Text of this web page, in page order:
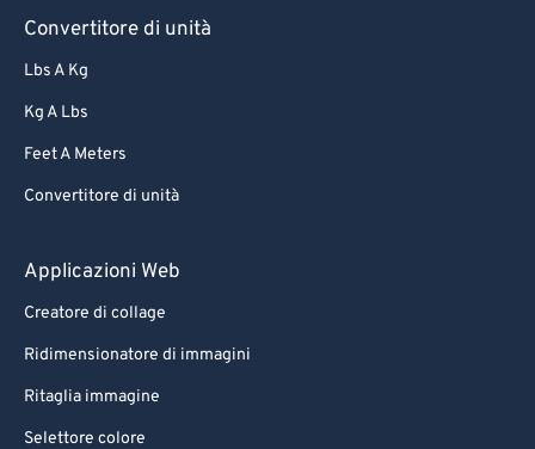
Convertitore di unità
Lbs A Kg
Kg A Lbs
Feet A Meters
Convertitore di unità
Applicazioni Web
Creatore di collage
Ridimensionatore di immagini
Ritaglia immagine
Selettore colore